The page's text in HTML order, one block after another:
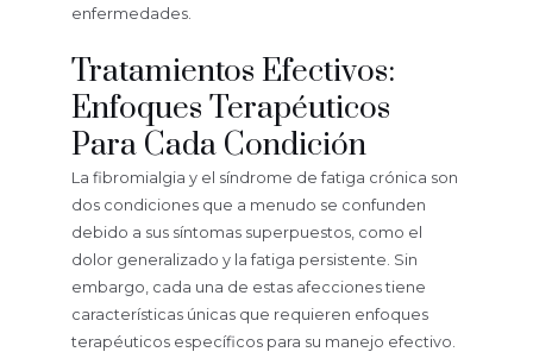
enfermedades.
Tratamientos Efectivos:
Enfoques Terapéuticos
Para Cada Condición
La fibromialgia y el síndrome de fatiga crónica son
dos condiciones que a menudo se confunden
debido a sus síntomas superpuestos, como el
dolor generalizado y la fatiga persistente. Sin
embargo, cada una de estas afecciones tiene
características únicas que requieren enfoques
terapéuticos específicos para su manejo efectivo.